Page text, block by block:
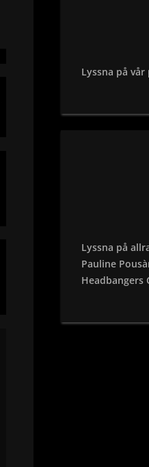
Lyssna på
Lyssna på
Pauline
Headbangers